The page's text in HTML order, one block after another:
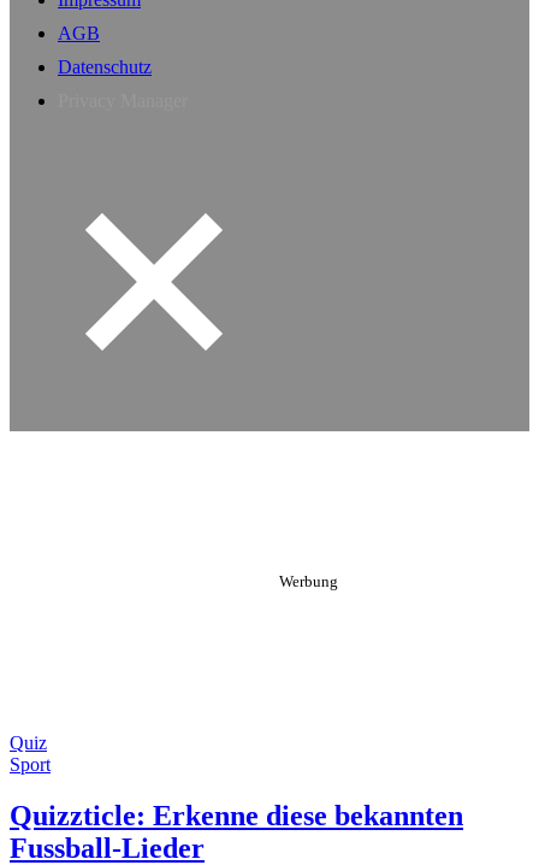
AGB
Datenschutz
Quiz
Sport
Quizzticle: Erkenne diese bekannten
Fussball-Lieder